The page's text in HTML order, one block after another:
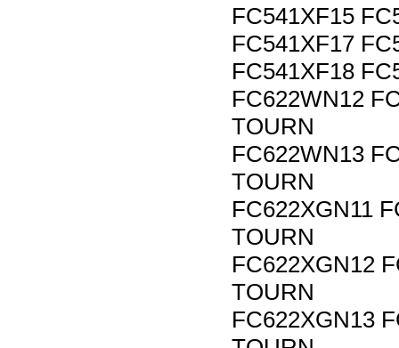
FC541XF15
FC541XF17
FC541XF18
FC622WN12
TOURN
FC622WN13
TOURN
FC622XGN11
TOURN
FC622XGN12
TOURN
FC622XGN13